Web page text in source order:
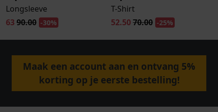
Longsleeve
63 90.00 -30%
T-Shirt
52.5070.00 -25%
Maak een account aan en ontvang 5%
korting op je eerste bestelling!